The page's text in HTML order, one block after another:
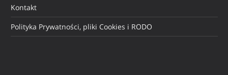
Kontakt
Polityka Prywatności, pliki Cookies i RODO